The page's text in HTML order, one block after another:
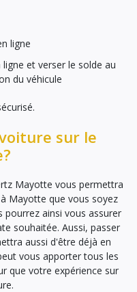
ligne
et verser le solde au
du véhicule
sur le
Mayotte vous permettra
Mayotte que vous soyez
ainsi vous assurer
souhaitée. Aussi, passer
aussi d'être déjà en
vous apporter tous les
que votre expérience sur